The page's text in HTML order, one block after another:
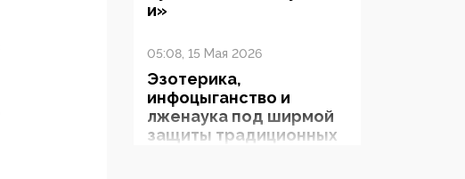
и»
05:08, 15 Мая 2026
Эзотерика,
инфоцыганство и
лженаука под ширмой
защиты традиционных